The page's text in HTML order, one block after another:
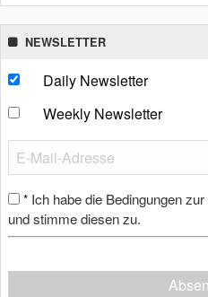
NEWSLETTER
Daily Newsletter
Weekly Newsletter
* Ich habe die Bedingungen
und stimme diesen zu.